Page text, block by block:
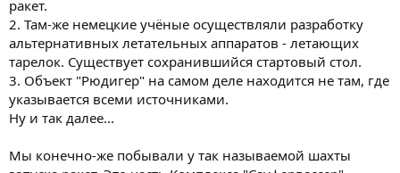
ракет.
2. Там-же немецкие учёные осуществляли разработку
альтернативных летательных аппаратов - летающих
тарелок. Существует сохранившийся стартовый стол.
3. Объект "Рюдигер" на самом деле находится не там, где
указывается всеми источниками.
Ну и так далее...
Мы конечно-же побывали у так называемой шахты